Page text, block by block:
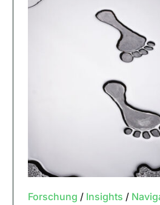
Forschung / Insights /